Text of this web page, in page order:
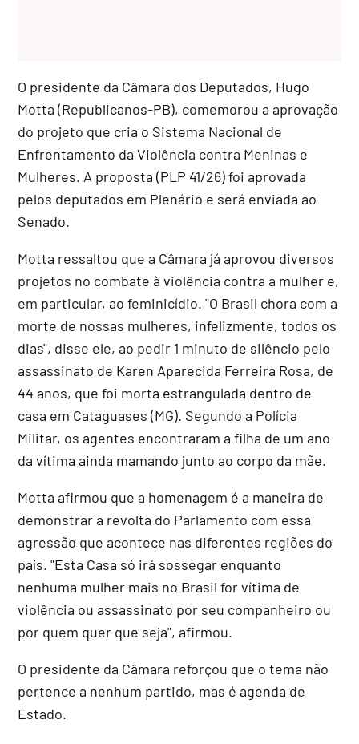
O presidente da Câmara dos Deputados, Hugo
Motta (Republicanos-PB), comemorou a aprovação
do projeto que cria o Sistema Nacional de
Enfrentamento da Violência contra Meninas e
Mulheres. A proposta (PLP 41/26) foi aprovada
pelos deputados em Plenário e será enviada ao
Senado.
Motta ressaltou que a Câmara já aprovou diversos
projetos no combate à violência contra a mulher e,
em particular, ao feminicídio. "O Brasil chora com a
morte de nossas mulheres, infelizmente, todos os
dias", disse ele, ao pedir 1 minuto de silêncio pelo
assassinato de Karen Aparecida Ferreira Rosa, de
44 anos, que foi morta estrangulada dentro de
casa em Cataguases (MG). Segundo a Polícia
Militar, os agentes encontraram a filha de um ano
da vítima ainda mamando junto ao corpo da mãe.
Motta afirmou que a homenagem é a maneira de
demonstrar a revolta do Parlamento com essa
agressão que acontece nas diferentes regiões do
país. "Esta Casa só irá sossegar enquanto
nenhuma mulher mais no Brasil for vítima de
violência ou assassinato por seu companheiro ou
por quem quer que seja", afirmou.
O presidente da Câmara reforçou que o tema não
pertence a nenhum partido, mas é agenda de
Estado.